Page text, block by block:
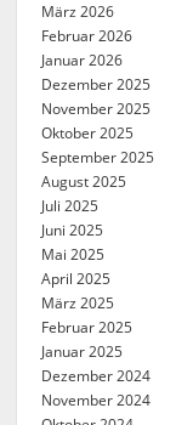
März 2026
Februar 2026
Januar 2026
Dezember 2025
November 2025
Oktober 2025
September 2025
August 2025
Juli 2025
Juni 2025
Mai 2025
April 2025
März 2025
Februar 2025
Januar 2025
Dezember 2024
November 2024